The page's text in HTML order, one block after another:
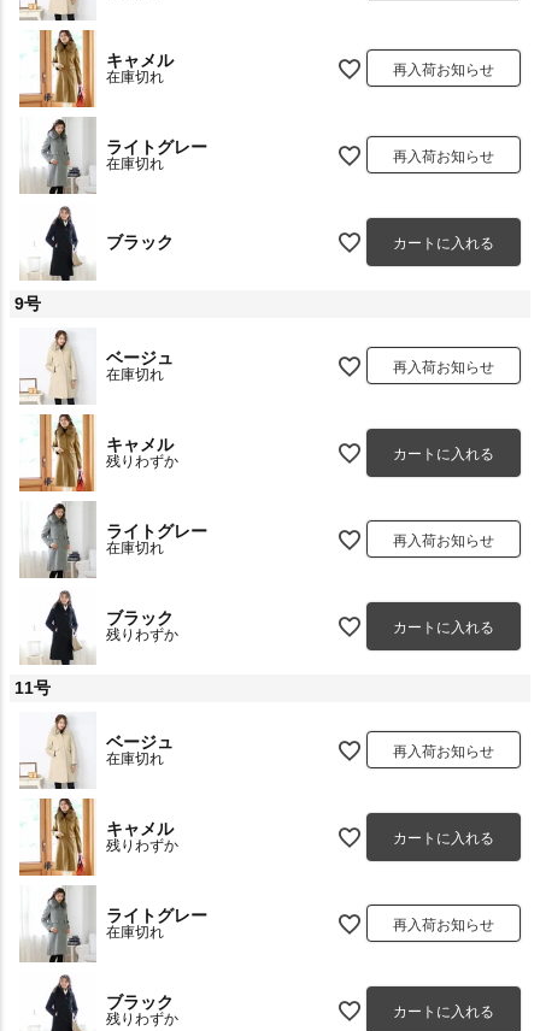
キャメル
在庫切れ 再入荷お知らせ
ライトグレー
在庫切れ 再入荷お知らせ
ブラック カートに入れる
9号
ベージュ
在庫切れ 再入荷お知らせ
キャメル
残りわずか カートに入れる
ライトグレー
在庫切れ 再入荷お知らせ
ブラック
残りわずか カートに入れる
11号
ベージュ
在庫切れ 再入荷お知らせ
キャメル
残りわずか カートに入れる
ライトグレー
在庫切れ 再入荷お知らせ
ブラック
残りわずか カートに入れる